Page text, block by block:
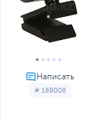
# 188008